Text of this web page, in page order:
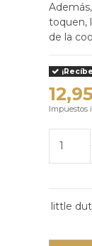
toquen,
de la
Impuestos
little